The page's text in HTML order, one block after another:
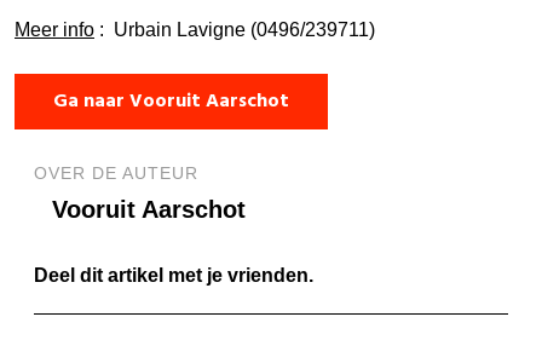
Meer info : Urbain Lavigne (0496/239711)
Ga naar Vooruit Aarschot
OVER DE AUTEUR
Vooruit Aarschot
Deel dit artikel met je vrienden.